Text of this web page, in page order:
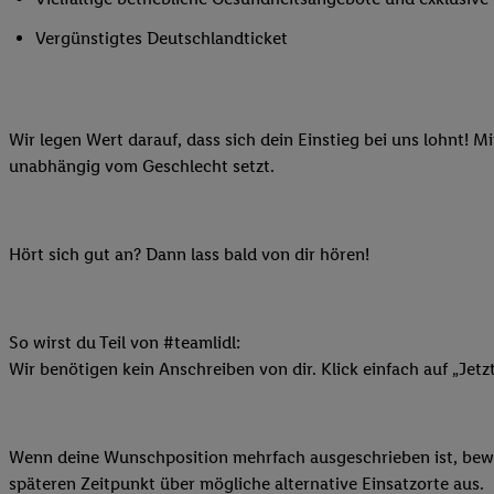
Vergünstigtes Deutschlandticket
Wir legen Wert darauf, dass sich dein Einstieg bei uns lohnt!
unabhängig vom Geschlecht setzt.
Hört sich gut an? Dann lass bald von dir hören!
So wirst du Teil von #teamlidl:
Wir benötigen kein Anschreiben von dir. Klick einfach auf
Wenn deine Wunschposition mehrfach ausgeschrieben ist,
späteren Zeitpunkt über mögliche alternative Einsatzorte aus.
Adresse und einer
können Ihre
finden Sie in den
Ihre Einwilligung